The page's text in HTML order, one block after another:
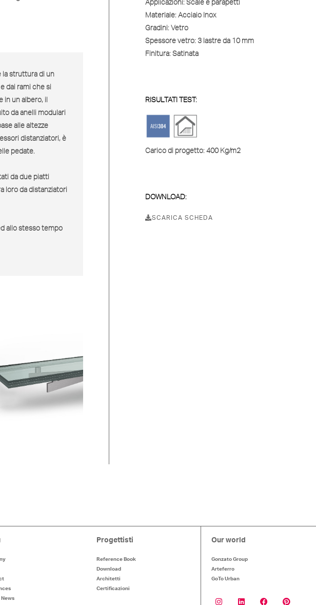
la struttura di un
dai rami che si
in un albero, il
da anelli modulari
alle altezze
distanziatori, è
pedate.
da due piatti
loro da distanziatori
allo stesso tempo
Applicazioni: Scale e parapetti
Materiale: Acciaio Inox
Gradini: Vetro
Spessore vetro: 3 lastre da 10 mm
Finitura: Satinata
RISULTATI TEST:
Carico di progetto: 400 Kg/m2
DOWNLOAD:
SCARICA SCHEDA
News
Progettisti
Reference Book
Download
Architetti
Certificazioni
Our world
Gonzato Group
Arteferro
GoTo Urban